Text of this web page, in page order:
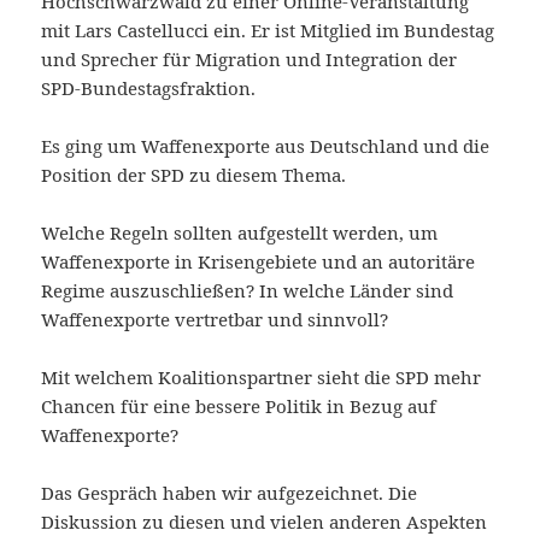
mit Lars Castellucci ein. Er ist Mitglied im Bundestag
und Sprecher für Migration und Integration der
SPD-Bundestagsfraktion.
Es ging um Waffenexporte aus Deutschland und die
Position der SPD zu diesem Thema.
Welche Regeln sollten aufgestellt werden, um
Waffenexporte in Krisengebiete und an autoritäre
Regime auszuschließen? In welche Länder sind
Waffenexporte vertretbar und sinnvoll?
Mit welchem Koalitionspartner sieht die SPD mehr
Chancen für eine bessere Politik in Bezug auf
Waffenexporte?
Das Gespräch haben wir aufgezeichnet. Die
Diskussion zu diesen und vielen anderen Aspekten